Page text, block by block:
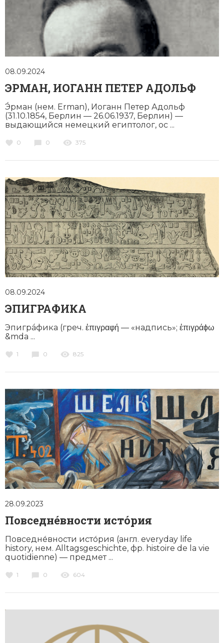
Генеалогия, геральдика
Государство и право
Европа
Империи
Историческая география и топонимика
История материальной и духовной культуры
Итория международных отношений
Латинская Америка
Новая история
Новейшая история
Нумизматика
Общественные объединения и организации
Религия и церковь
Россия
Северная Америка
Социально-экономическая история
Специальные исторические дисциплины
СССР
Южная Америка
08.09.2024
ЭРМАН, ИОГАНН ПЕТЕР АДОЛЬФ
Э́рман (нем. Erman), Иоганн Петер Адольф
(31.10.1854, Берлин — 26.06.1937, Берлин) —
выдающийся немецкий египтолог, ос ...
0 0 375
08.09.2024
ЭПИГРАФИКА
Эпигрáфика (греч. ἐπιγραφή — «надпись»; ἐπιγράϕω
&mda ...
1 0 825
28.09.2023
Повседне́вности исто́рия
Повседне́вности исто́рия (англ. everyday life
history, нем. Alltagsgeschichte, фр. histoire de la vie
quotidienne) — предмет ...
1 0 604